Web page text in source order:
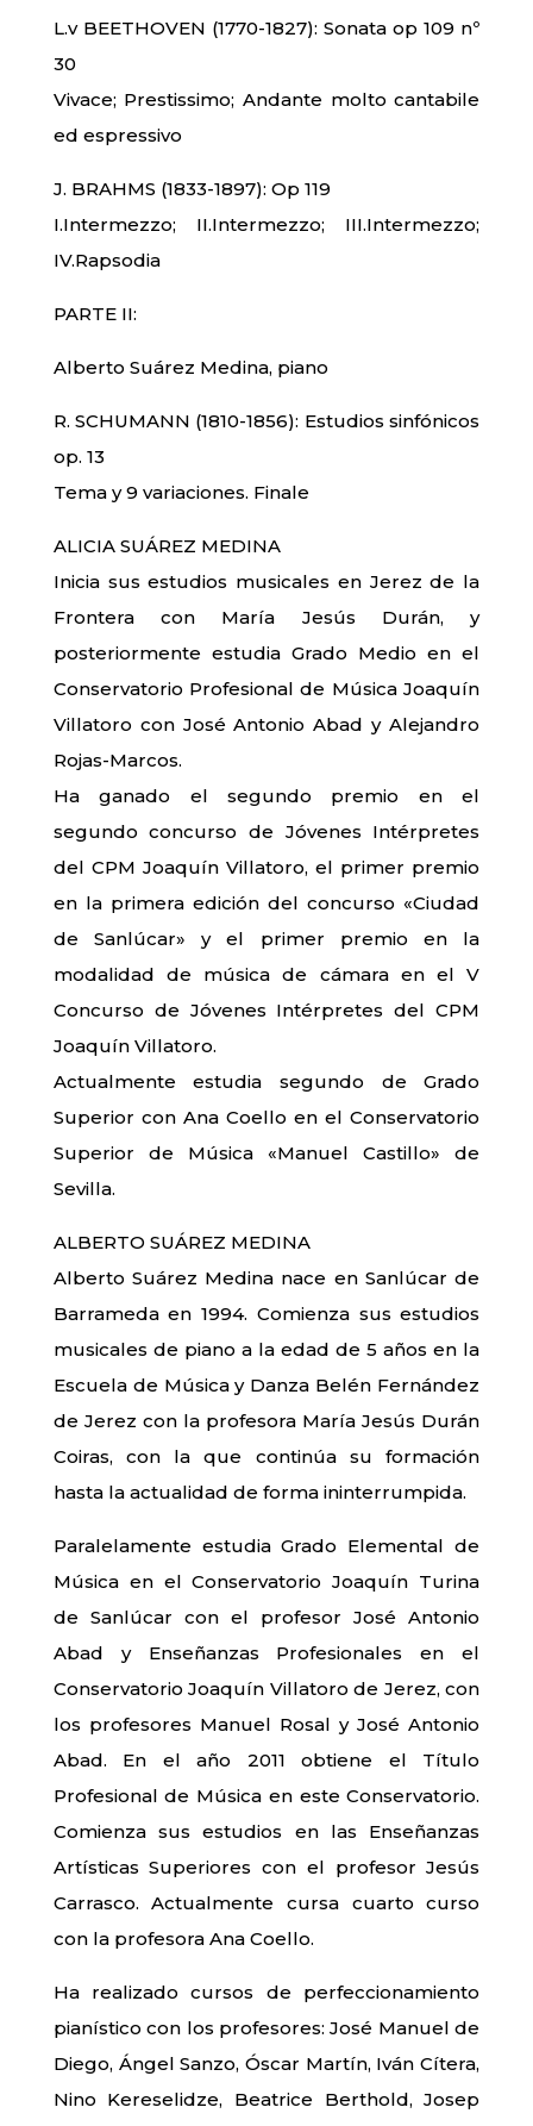
L.v BEETHOVEN (1770-1827): Sonata op 109 nº
30
Vivace; Prestissimo; Andante molto cantabile
ed espressivo
J. BRAHMS (1833-1897): Op 119
I.Intermezzo; II.Intermezzo; III.Intermezzo;
IV.Rapsodia
PARTE II:
Alberto Suárez Medina, piano
R. SCHUMANN (1810-1856): Estudios sinfónicos
op. 13
Tema y 9 variaciones. Finale
ALICIA SUÁREZ MEDINA
Inicia sus estudios musicales en Jerez de la
Frontera con María Jesús Durán, y
posteriormente estudia Grado Medio en el
Conservatorio Profesional de Música Joaquín
Villatoro con José Antonio Abad y Alejandro
Rojas-Marcos.
Ha ganado el segundo premio en el
segundo concurso de Jóvenes Intérpretes
del CPM Joaquín Villatoro, el primer premio
en la primera edición del concurso «Ciudad
de Sanlúcar» y el primer premio en la
modalidad de música de cámara en el V
Concurso de Jóvenes Intérpretes del CPM
Joaquín Villatoro.
Actualmente estudia segundo de Grado
Superior con Ana Coello en el Conservatorio
Superior de Música «Manuel Castillo» de
Sevilla.
ALBERTO SUÁREZ MEDINA
Alberto Suárez Medina nace en Sanlúcar de
Barrameda en 1994. Comienza sus estudios
musicales de piano a la edad de 5 años en la
Escuela de Música y Danza Belén Fernández
de Jerez con la profesora María Jesús Durán
Coiras, con la que continúa su formación
hasta la actualidad de forma ininterrumpida.
Paralelamente estudia Grado Elemental de
Música en el Conservatorio Joaquín Turina
de Sanlúcar con el profesor José Antonio
Abad y Enseñanzas Profesionales en el
Conservatorio Joaquín Villatoro de Jerez, con
los profesores Manuel Rosal y José Antonio
Abad. En el año 2011 obtiene el Título
Profesional de Música en este Conservatorio.
Comienza sus estudios en las Enseñanzas
Artísticas Superiores con el profesor Jesús
Carrasco. Actualmente cursa cuarto curso
con la profesora Ana Coello.
Ha realizado cursos de perfeccionamiento
pianístico con los profesores: José Manuel de
Diego, Ángel Sanzo, Óscar Martín, Iván Cítera,
Nino Kereselidze, Beatrice Berthold, Josep